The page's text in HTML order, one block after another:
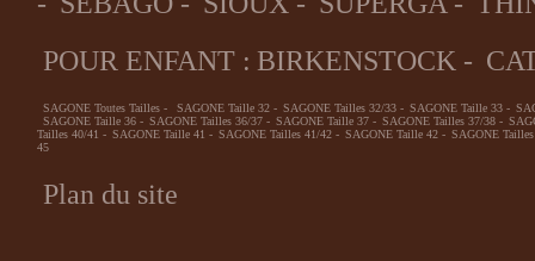
POUR ENFANT : BIRKENSTOCK -
SAGONE Toutes Tailles - SAGONE Taille 32 - SAGONE Tailles 32/33 - SAGONE Taille 33 -
SAGONE Taille 36 - SAGONE Tailles 36/37 - SAGONE Taille 37 - SAGONE Tailles 37/38 -
Tailles 40/41 - SAGONE Taille 41 - SAGONE Tailles 41/42 - SAGONE Taille 42 - SAGONE
45
Plan du site